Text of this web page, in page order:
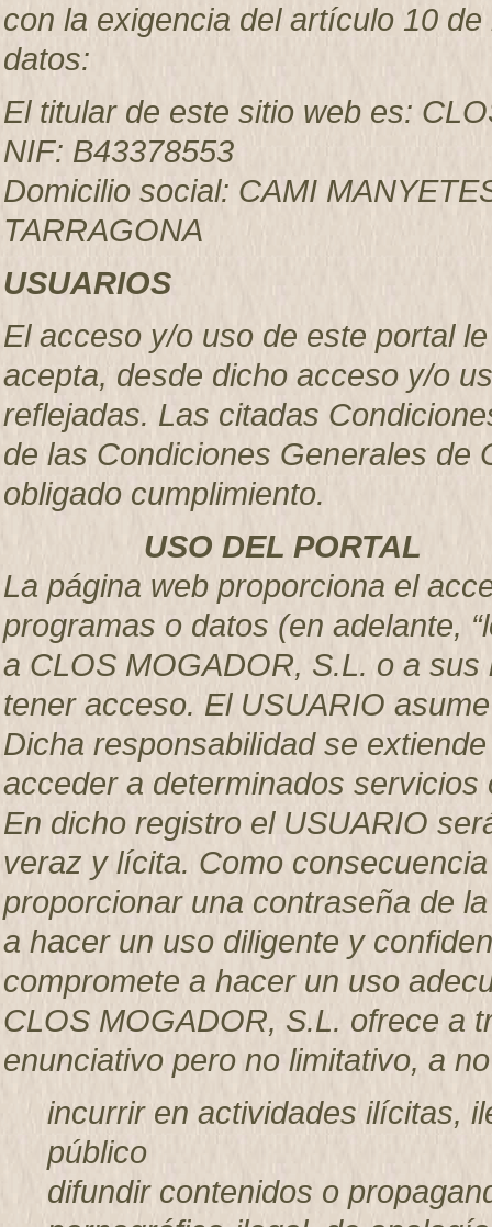
con la exigencia del artículo 10
datos:
El titular de este sitio web es:
NIF: B43378553
Domicilio social: CAMI
TARRAGONA
USUARIOS
El acceso y/o uso de este portal
acepta, desde dicho acceso y/o
reflejadas. Las citadas
de las Condiciones Generales de
obligado cumplimiento.
USO DEL PORTAL
La página web proporciona el
programas o datos (en adelante,
a CLOS MOGADOR, S.L. o a
tener acceso. El USUARIO
Dicha responsabilidad se
acceder a determinados servicios
En dicho registro el USUARIO
veraz y lícita. Como
proporcionar una contraseña de
a hacer un uso diligente y
compromete a hacer un uso
CLOS MOGADOR, S.L. ofrece a
enunciativo pero no limitativo, a
incurrir en actividades ilícitas,
público
difundir contenidos o